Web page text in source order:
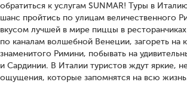
обратиться к услугам SUNMAR! Туры в
шанс пройтись по улицам величественного
вкусом лучшей в мире пиццы в
по каналам волшебной Венеции, загореть на
знаменитого Римини, побывать на
и Сардинии. В Италии туристов ждут яркие,
ощущения, которые запомнятся на всю